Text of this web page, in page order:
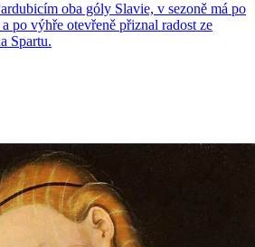
oba góly Slavie, v sezoně má po
po výhře otevřeně přiznal radost ze
Spartu.